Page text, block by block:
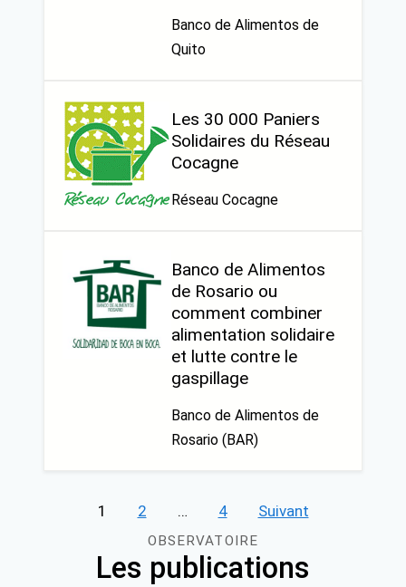
Banco de Alimentos de
Quito
Les 30 000 Paniers
Solidaires du Réseau
Cocagne
Réseau Cocagne
Banco de Alimentos
de Rosario ou
comment combiner
alimentation solidaire
et lutte contre le
gaspillage
Banco de Alimentos de
Rosario (BAR)
Pagination
publications
1 2 … 4 Suivant
OBSERVATOIRE
Les publications